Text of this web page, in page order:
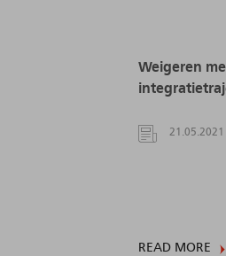
Weigeren
21.05.2021
READ MORE